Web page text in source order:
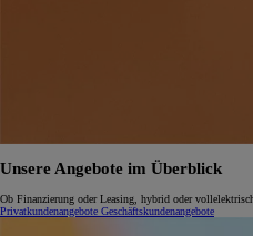
Unsere Angebote im Überblick
Ob Finanzierung oder Leasing, hybrid oder
Privatkundenangebote Geschäftskundenangebote